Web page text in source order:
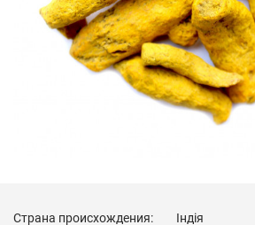
Страна происхождения: Індія